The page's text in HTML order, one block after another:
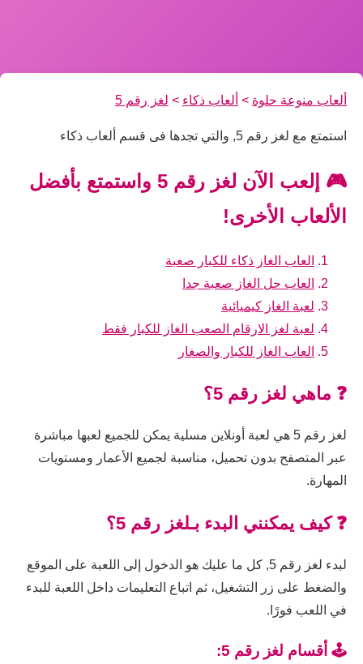
ألعاب منوعة حلوة > ألعاب ذكاء > لغز رقم 5
استمتع مع لغز رقم 5, والتي تجدها فى قسم ألعاب ذكاء
🎮 إلعب الآن لغز رقم 5 واستمتع بأفضل
الألعاب الأخرى!
العاب الغاز ذكاء للكبار صعبة
العاب حل الغاز صعبة جدا
لعبة الغاز كيميائية
لعبة لغز الارقام الصعب الغاز للكبار فقط
العاب الغاز للكبار والصغار
❓ ماهي لغز رقم 5؟
لغز رقم 5 هي لعبة أونلاين مسلية يمكن للجميع لعبها مباشرة
عبر المتصفح بدون تحميل، مناسبة لجميع الأعمار ومستويات
المهارة.
❓ كيف يمكنني البدء بـلغز رقم 5؟
لبدء لغز رقم 5, كل ما عليك هو الدخول إلى اللعبة على الموقع
والضغط على زر التشغيل، ثم اتباع التعليمات داخل اللعبة للبدء
في اللعب فورًا.
🕹️ أقسام لغز رقم 5: